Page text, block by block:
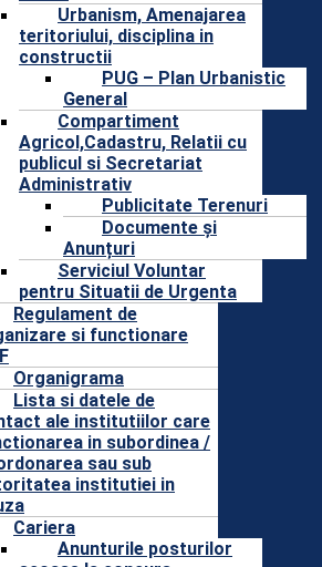
Urbanism, Amenajarea
teritoriului, disciplina in
constructii
PUG – Plan Urbanistic
General
Compartiment
Agricol,Cadastru, Relatii cu
publicul si Secretariat
Administrativ
Publicitate Terenuri
Documente și
Anunțuri
Serviciul Voluntar
pentru Situatii de Urgenta
Regulament de
si functionare
Organigrama
Lista si datele de
ale institutiilor care
in subordinea /
sau sub
institutiei in
Cariera
Anunturile posturilor